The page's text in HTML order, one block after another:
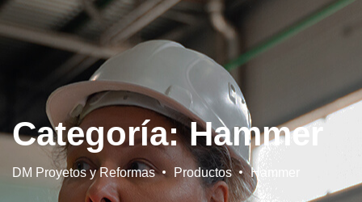
Categoría:Hammer
DM Proyetos y Reformas Productos Hammer